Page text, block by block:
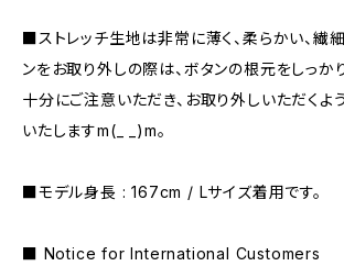
■ストレッチ生地は非常に薄く、柔らかい、繊
ンをお取り外しの際は、ボタンの根元をしっか
十分にご注意いただき、お取り外しいただくよ
いたしますm(_ _)m。
■モデル身長 : 167cm / Lサイズ着用です。
■ Notice for International Customers